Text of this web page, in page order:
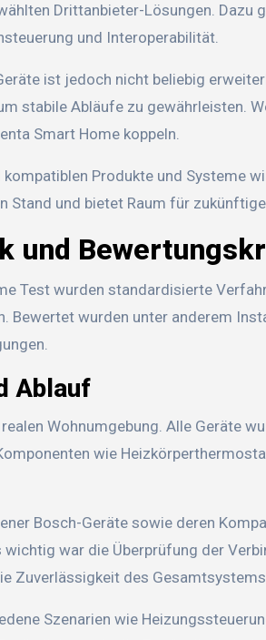
Drittanbieter-Lösungen. Dazu
und Interoperabilität.
ist jedoch nicht beliebig
stabile Abläufe zu gewährleisten.
Smart Home koppeln.
kompatiblen Produkte und Systeme
Stand und bietet Raum für
und
Test wurden standardisierte
Bewertet wurden unter anderem
Ablauf
Wohnumgebung. Alle Geräte
wie
Bosch-Geräte sowie deren
war die Überprüfung der
Zuverlässigkeit des
Szenarien wie